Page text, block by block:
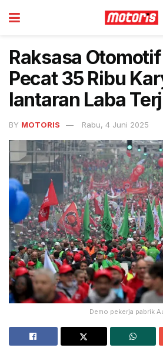
Raksasa
Pecat 35 Ribu
lantaran Laba
BY MOTORIS Rabu, 4 Juni 2025
Demo pekerja pabrik